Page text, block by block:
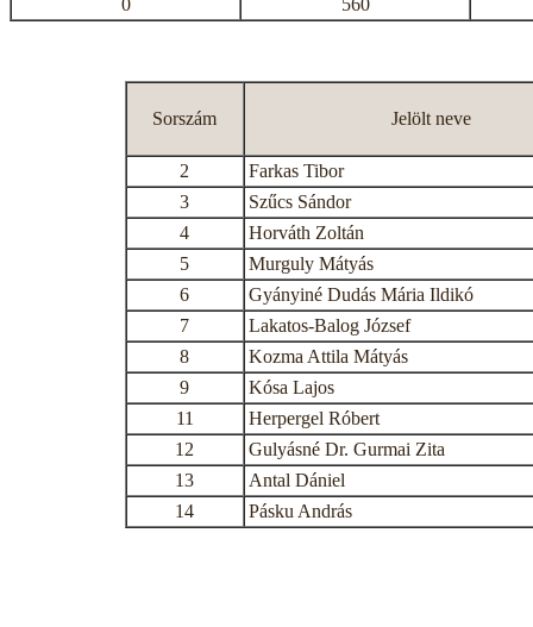
0
560
Sorszám Jelölt neve
2
Farkas Tibor
3
Szűcs Sándor
4
Horváth Zoltán
5
Murguly Mátyás
6
Gyányiné Dudás Mária Ildikó
7
Lakatos-Balog József
8
Kozma Attila Mátyás
9
Kósa Lajos
11
Herpergel Róbert
12
Gulyásné Dr. Gurmai Zita
13
Antal Dániel
14
Pásku András